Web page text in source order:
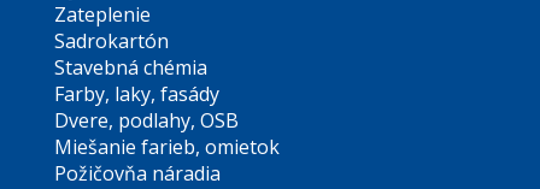
Zateplenie
Sadrokartón
Stavebná chémia
Farby, laky, fasády
Dvere, podlahy, OSB
Miešanie farieb, omietok
Požičovňa náradia